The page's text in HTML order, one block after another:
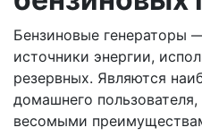
Бензиновые генераторы
источники энергии,
резервных. Являются
домашнего
весомыми